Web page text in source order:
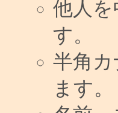
他人
す。
半角
ます。